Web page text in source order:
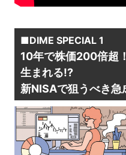
■DIME SPECIAL 1
10年で株価200倍超
生まれる!?
新NISAで狙うべき